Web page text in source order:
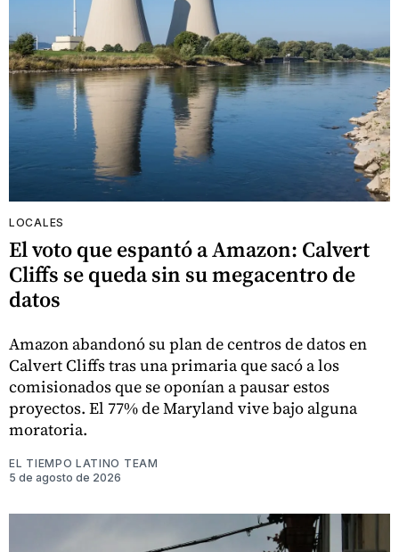
LOCALES
El voto que espantó a Amazon: Calvert
Cliffs se queda sin su megacentro de
datos
Amazon abandonó su plan de centros de datos en
Calvert Cliffs tras una primaria que sacó a los
comisionados que se oponían a pausar estos
proyectos. El 77% de Maryland vive bajo alguna
moratoria.
EL TIEMPO LATINO TEAM
5 de agosto de 2026